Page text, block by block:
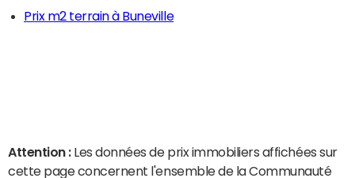
Prix m2 terrain à Buneville
Attention : Les données de prix immobiliers affichées sur
cette page concernent l'ensemble de la Communauté